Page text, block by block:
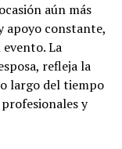
aún más
apoyo constante,
La
refleja la
largo del tiempo
y